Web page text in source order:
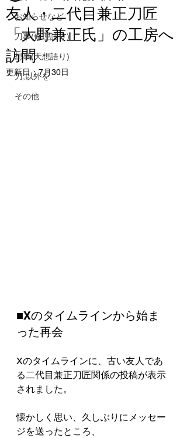
お知らせなど
刀事(修理語り)
想事(天想語り)
刀,以外を
その他
友人・二代目兼正刀匠
「大野兼正氏」の工房へ
訪問
更新日：7月30日
■Xのタイムラインから始ま
った再会
Xのタイムラインに、古い友人であ
る二代目兼正刀匠関係の投稿が表示
されました。
懐かしく思い、久しぶりにメッセー
ジを送ったところ、